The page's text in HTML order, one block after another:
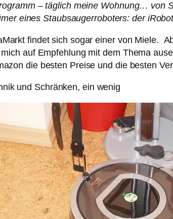
– täglich meine Wohnung… von
eines Staubsaugerroboters: der
findet sich sogar einer von Miele.
auf Empfehlung mit dem Thema
die besten Preise und die besten
und Schränken, ein wenig